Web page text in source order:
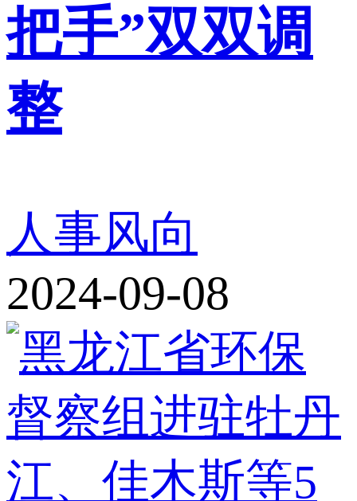
把手”双双调
整
人事风向
2024-09-08